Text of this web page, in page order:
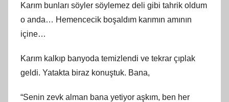
Karım bunları söyler söylemez deli gibi tahrik oldum
o anda… Hemencecik boşaldım karımın amının
içine…
Karım kalkıp banyoda temizlendi ve tekrar çıplak
geldi. Yatakta biraz konuştuk. Bana,
“Senin zevk alman bana yetiyor aşkım, ben her